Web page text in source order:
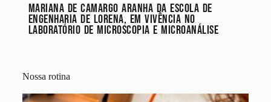
Mariana de Camargo Aranha da Escola de
Engenharia de Lorena, em Vivência no
Laboratório de Microscopia e Microanálise
Nossa rotina